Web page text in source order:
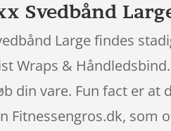
Svedbånd
Large findes
Wraps &
din vare. Fun fact er at
Fitnessengros.dk, som